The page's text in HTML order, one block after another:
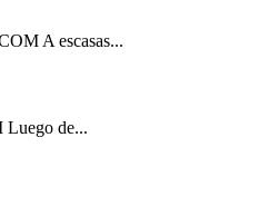
A escasas...
de...